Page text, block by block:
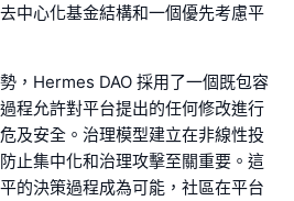
中心化基金結構和一個優先考慮平
，Hermes DAO 採用了一個既包容
程允許對平台提出的任何修改進行
及安全。治理模型建立在非線性投
止集中化和治理攻擊至關重要。這
的決策過程成為可能，社區在平台